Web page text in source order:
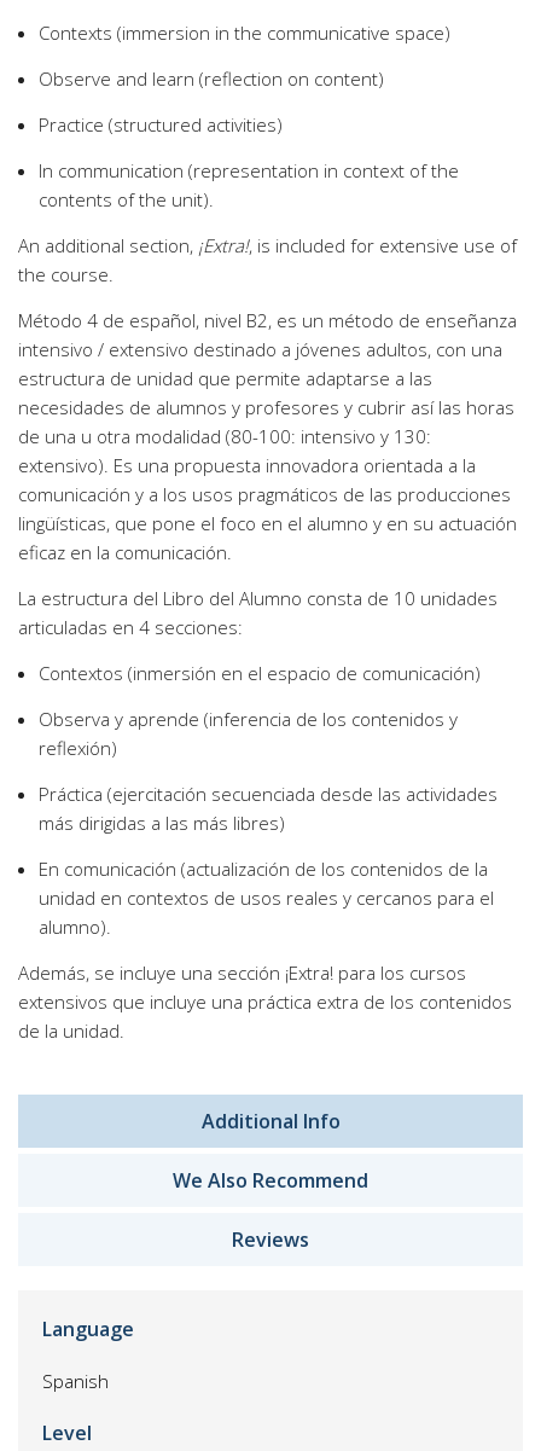
Contexts (immersion in the communicative space)
Observe and learn (reflection on content)
Practice (structured activities)
In communication (representation in context of the
contents of the unit).
An additional section, ¡Extra!, is included for extensive use of
the course.
Método 4 de español, nivel B2, es un método de enseñanza
intensivo / extensivo destinado a jóvenes adultos, con una
estructura de unidad que permite adaptarse a las
necesidades de alumnos y profesores y cubrir así las horas
de una u otra modalidad (80-100: intensivo y 130:
extensivo). Es una propuesta innovadora orientada a la
comunicación y a los usos pragmáticos de las producciones
lingüísticas, que pone el foco en el alumno y en su actuación
eficaz en la comunicación.
La estructura del Libro del Alumno consta de 10 unidades
articuladas en 4 secciones:
Contextos (inmersión en el espacio de comunicación)
Observa y aprende (inferencia de los contenidos y
reflexión)
Práctica (ejercitación secuenciada desde las actividades
más dirigidas a las más libres)
En comunicación (actualización de los contenidos de la
unidad en contextos de usos reales y cercanos para el
alumno).
Además, se incluye una sección ¡Extra! para los cursos
extensivos que incluye una práctica extra de los contenidos
de la unidad.
Additional Info
We Also Recommend
Reviews
Language
Spanish
Level